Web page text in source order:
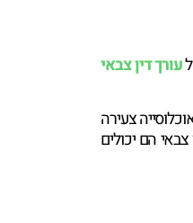
עורך דין צבאי
צעירה
הם יכולים